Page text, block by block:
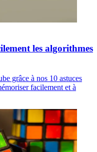
les algorithmes
grâce à nos 10 astuces
facilement et à